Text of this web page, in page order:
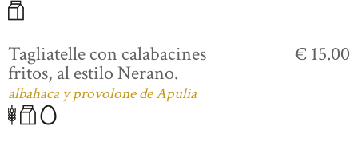
Tagliatelle con calabacines
fritos, al estilo Nerano.
albahaca y provolone de Apulia
€ 15.00